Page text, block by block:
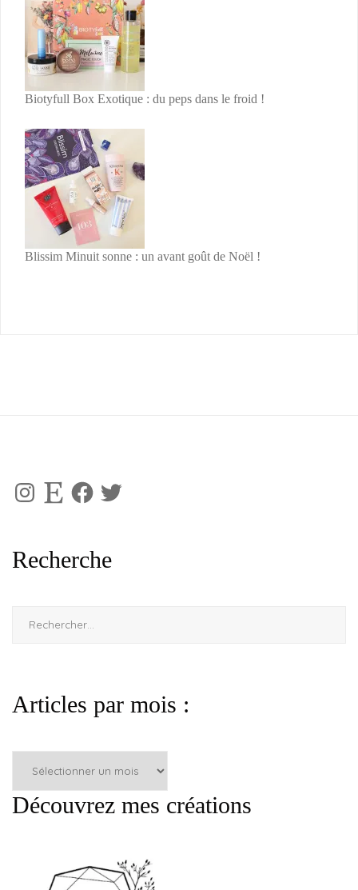
Biotyfull Box Exotique : du peps dans le froid !
Blissim Minuit sonne : un avant goût de Noël !
Instagram
Etsy Facebook
Twitter
Recherche
Articles par mois :
mois
Découvrez mes créations